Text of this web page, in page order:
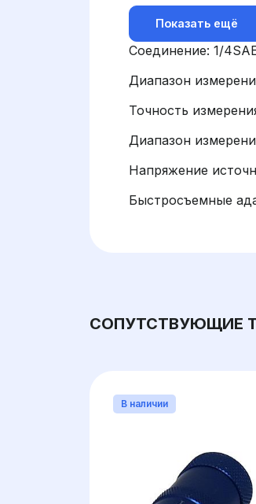
Показать ещё
Соединение: 1/
Диапазон
Точность
Диапазон
Напряжение
Быстросъемные
СОПУТСТВУЮЩИЕ
В наличии